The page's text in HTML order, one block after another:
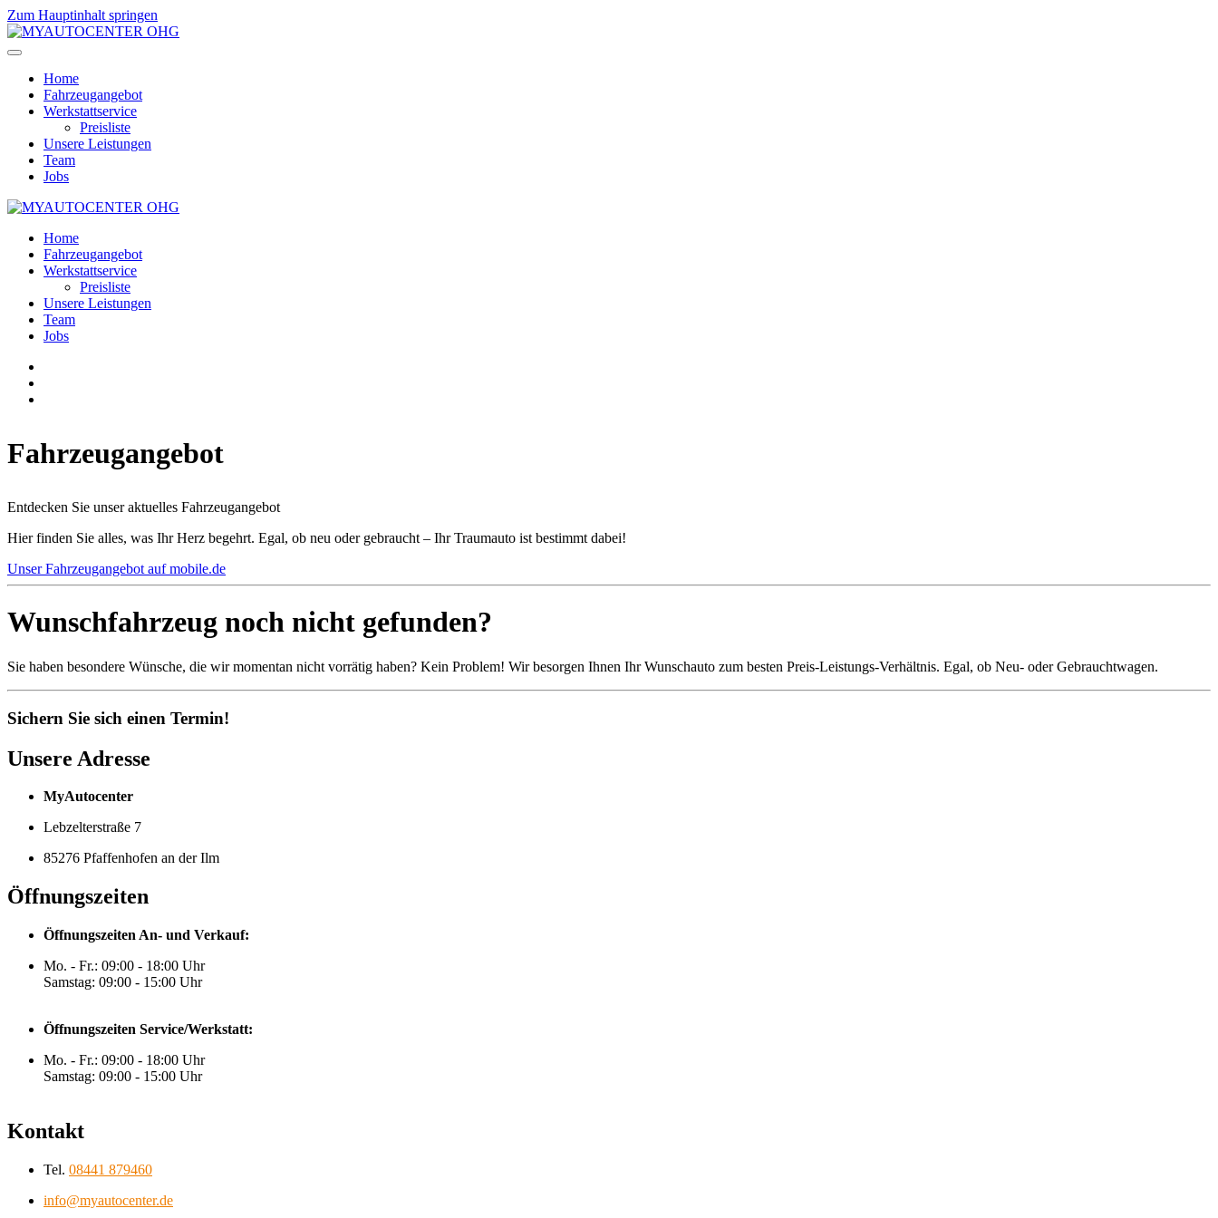
Zum Hauptinhalt springen
Home
Fahrzeugangebot
Werkstattservice
Preisliste
Unsere Leistungen
Team
Jobs
Home
Fahrzeugangebot
Werkstattservice
Preisliste
Unsere Leistungen
Team
Jobs
Fahrzeugangebot
Entdecken Sie unser aktuelles Fahrzeugangebot
Hier finden Sie alles, was Ihr Herz begehrt. Egal, ob neu oder gebraucht – Ihr Traumauto ist bestimmt dabei!
Unser Fahrzeugangebot auf mobile.de
Wunschfahrzeug noch nicht gefunden?
Sie haben besondere Wünsche, die wir momentan nicht vorrätig haben? Kein Problem! Wir besorgen Ihnen Ihr Wunschauto zum besten Preis-Leistungs-Verhältnis. Egal, ob Neu- oder Gebrauchtwagen.
Sichern Sie sich einen Termin!
Unsere Adresse
MyAutocenter
Lebzelterstraße 7
85276 Pfaffenhofen an der Ilm
Öffnungszeiten
Öffnungszeiten An- und Verkauf:
Mo. - Fr.: 09:00 - 18:00 Uhr
Samstag: 09:00 - 15:00 Uhr
Öffnungszeiten Service/Werkstatt:
Mo. - Fr.: 09:00 - 18:00 Uhr
Samstag: 09:00 - 15:00 Uhr
Kontakt
Tel. 08441 879460
info@myautocenter.de